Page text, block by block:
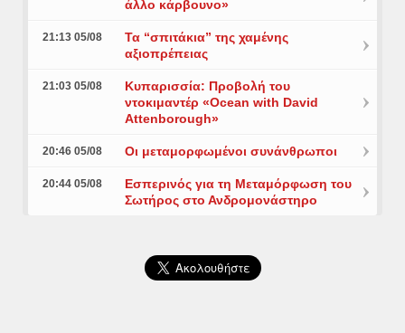
άλλο κάρβουνο»
21:13 05/08
Τα “σπιτάκια” της χαμένης
αξιοπρέπειας
21:03 05/08
Κυπαρισσία: Προβολή του
ντοκιμαντέρ «Ocean with David
Attenborough»
20:46 05/08 Οι μεταμορφωμένοι συνάνθρωποι
20:44 05/08
Εσπερινός για τη Μεταμόρφωση του
Σωτήρος στο Ανδρομονάστηρο